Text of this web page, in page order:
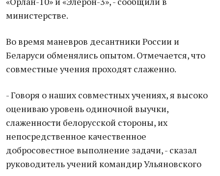
министерстве.
Во время маневров десантники России и
Беларуси обменялись опытом. Отмечается, что
совместные учения проходят слаженно.
- Говоря о наших совместных учениях, я высоко
оцениваю уровень одиночной выучки,
слаженности белорусской стороны, их
непосредственное качественное
добросовестное выполнение задачи, - сказал
руководитель учений командир Ульяновского